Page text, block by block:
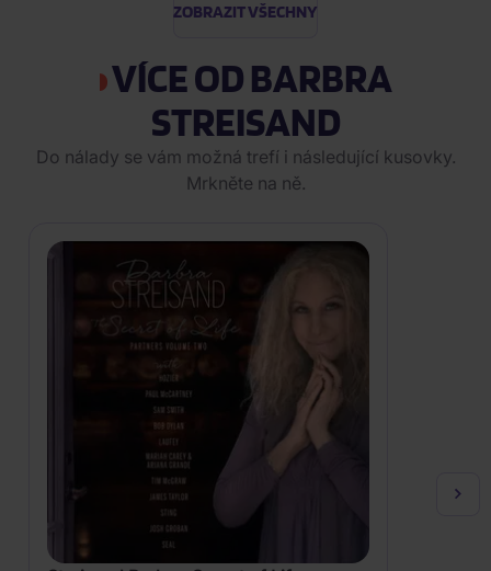
ZOBRAZIT VŠECHNY
VÍCE OD BARBRA
STREISAND
Do nálady se vám možná trefí i následující kusovky.
Mrkněte na ně.